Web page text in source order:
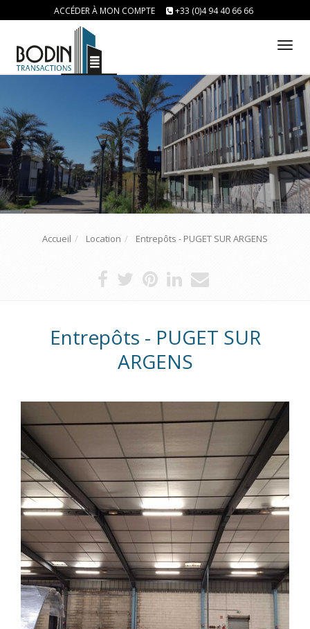
ACCÉDER À MON COMPTE +33 (0)4 94 40 66 66
Accueil Location Entrepôts - PUGET SUR ARGENS
Entrepôts - PUGET SUR
ARGENS